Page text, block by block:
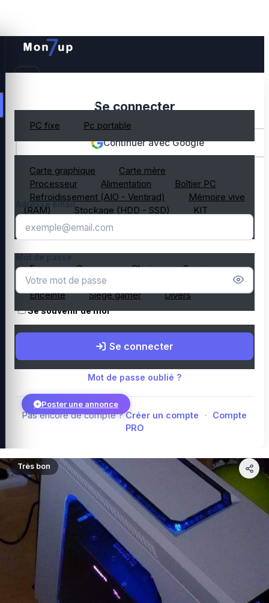
PC gamer occasion
PC fixe Pc portable
Composant PC occasion
Carte graphique
Carte mère
Processeur
Alimentation
Boîtier PC
Refroidissement (AIO - Ventirad)
Mémoire vive
(RAM)
Stockage (HDD - SSD)
KIT
composant PC gamer
Ecran Casque Clavier
Souris
Microphone
Webcam
Enceinte
Siège gamer Divers
Top PC gamer : Intel / AMD
Composants PC gamer
Poster une annonce
Connexion
Se connecter
Continuer avec Google
OU
Adresse email
Se souvenir de moi
Se connecter
Mot de passe oublié ?
Pas encore de compte ? Créer un compte ·
Compte
PRO
Très bon